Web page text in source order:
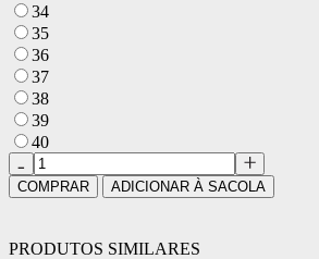
34
35
36
37
38
39
40
COMPRAR ADICIONAR À SACOLA
PRODUTOS SIMILARES